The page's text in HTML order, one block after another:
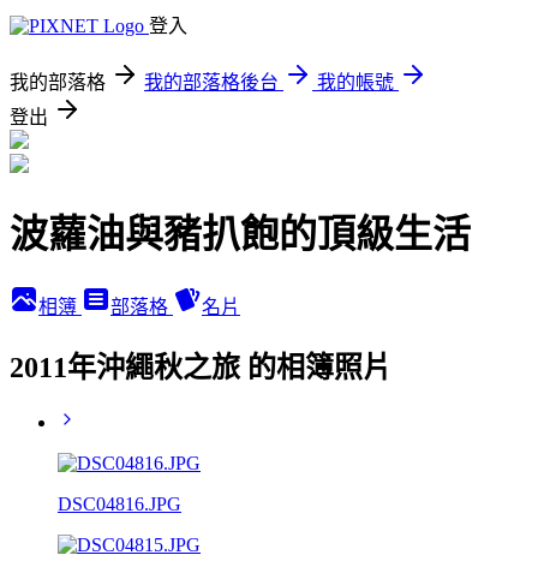
登入
我的部落格 我的部落格後台
我的帳號
登出
波蘿油與豬扒飽的頂級生活
相簿 部落格 名片
2011年沖繩秋之旅 的相簿照片
DSC04816.JPG